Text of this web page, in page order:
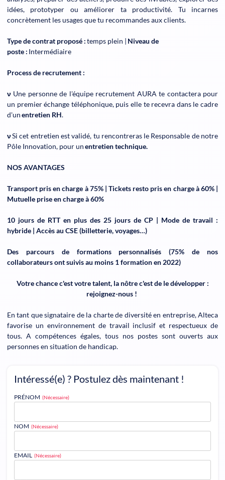
idées, prototyper ou améliorer ta productivité. Tu incarnes
concrètement les usages que tu recommandes aux clients.
Type de contrat proposé :temps plein | Niveau de
poste : Intermédiaire
Process de recrutement :
ν Une personne de l'équipe recrutement AURA te contactera pour
un premier échange téléphonique, puis elle te recevra dans le cadre
d'unentretien RH.
νSi cet entretien est validé, tu rencontreras le Responsable de notre
Pôle Innovation, pour unentretien technique.
NOS AVANTAGES
Transport pris en charge à 75% | Tickets resto pris en charge à 60% |
Mutuelle prise en charge à 60%
10 jours de RTT en plus des 25 jours de CP | Mode de travail :
hybride | Accès au CSE (billetterie, voyages…)
Des parcours de formations personnalisés (75% de nos
collaborateurs ont suivis au moins 1 formation en 2022)
Votre chance c'est votre talent, la nôtre c'est de le développer :
rejoignez-nous !
En tant que signataire de la charte de diversité en entreprise, Alteca
favorise un environnement de travail inclusif et respectueux de
tous. A compétences égales, tous nos postes sont ouverts aux
personnes en situation de handicap.
Intéressé(e) ? Postulez dès maintenant !
PRÉNOM (Nécessaire)
NOM (Nécessaire)
EMAIL (Nécessaire)